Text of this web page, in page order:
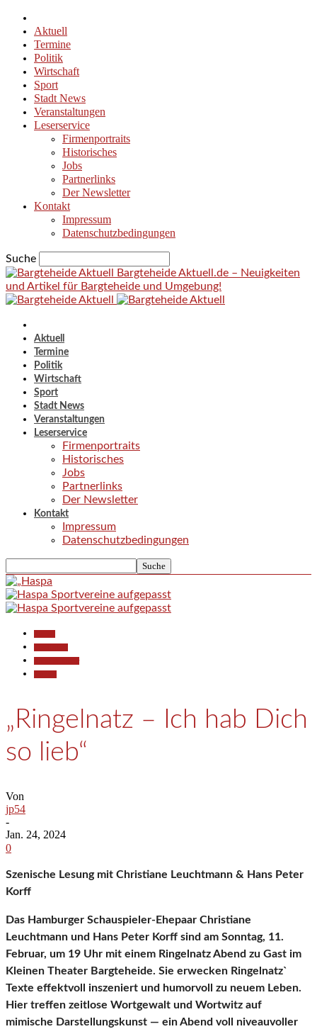
Aktuell
Termine
Politik
Wirtschaft
Sport
Stadt News
Veranstaltungen
Leserservice
Firmenportraits
Historisches
Jobs
Partnerlinks
Der Newsletter
Kontakt
Impressum
Datenschutzbedingungen
Suche
Bargteheide Aktuell.de – Neuigkeiten
und Artikel für Bargteheide und Umgebung!
Aktuell
Termine
Politik
Wirtschaft
Sport
Stadt News
Veranstaltungen
Leserservice
Firmenportraits
Historisches
Jobs
Partnerlinks
Der Newsletter
Kontakt
Impressum
Datenschutzbedingungen
„Ringelnatz – Ich hab Dich
so lieb“
Von
jp54
-
Jan. 24, 2024
0
Szenische Lesung mit Christiane Leuchtmann & Hans Peter
Korff
Das Hamburger Schauspieler-Ehepaar Christiane
Leuchtmann und Hans Peter Korff sind am Sonntag, 11.
Februar, um 19 Uhr mit einem Ringelnatz Abend zu Gast im
Kleinen Theater Bargteheide. Sie erwecken Ringelnatz`
Texte effektvoll inszeniert und humorvoll zu neuem Leben.
Hier treffen zeitlose Wortgewalt und Wortwitz auf
mimische Darstellungskunst — ein Abend voll niveauvoller